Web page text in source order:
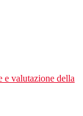
e valutazione della